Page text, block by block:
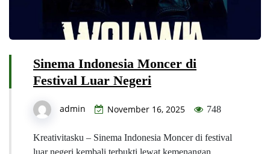
Sinema Indonesia Moncer di
Festival Luar Negeri
admin November 16, 2025 748
Kreativitasku – Sinema Indonesia Moncer di festival
luar negeri kembali terbukti lewat kemenangan